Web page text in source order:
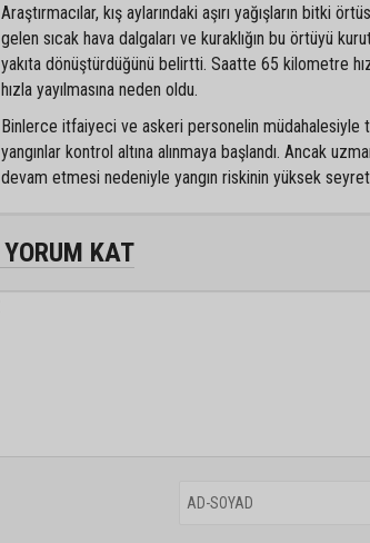
Araştırmacılar, kış aylarındaki aşırı yağışların bitki
gelen sıcak hava dalgaları ve kuraklığın bu örtüyü
yakıta dönüştürdüğünü belirtti. Saatte 65 kilometre
hızla yayılmasına neden oldu.
Binlerce itfaiyeci ve askeri personelin müdahalesiyle
yangınlar kontrol altına alınmaya başlandı. Ancak
devam etmesi nedeniyle yangın riskinin yüksek
YORUM KAT